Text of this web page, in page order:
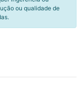
ou qualidade de